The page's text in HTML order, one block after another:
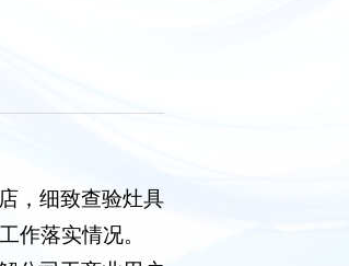
，细致查验灶具
作落实情况。